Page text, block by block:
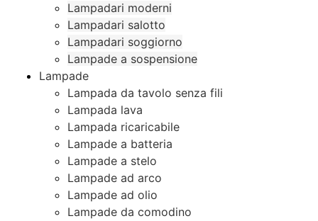
Lampadari moderni
Lampadari salotto
Lampadari soggiorno
Lampade a sospensione
Lampade
Lampada da tavolo senza fili
Lampada lava
Lampada ricaricabile
Lampade a batteria
Lampade a stelo
Lampade ad arco
Lampade ad olio
Lampade da comodino